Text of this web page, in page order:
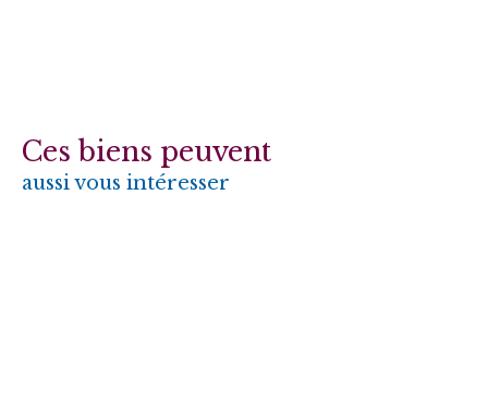
Ces biens peuvent
aussi vous intéresser